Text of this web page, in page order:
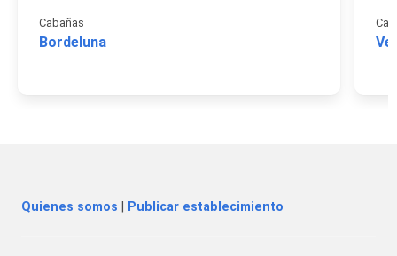
Cabañas
Bordeluna
Quienes somos Publicar establecimiento